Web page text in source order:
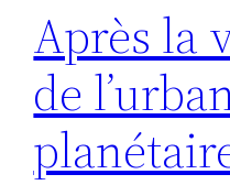
Après la
de